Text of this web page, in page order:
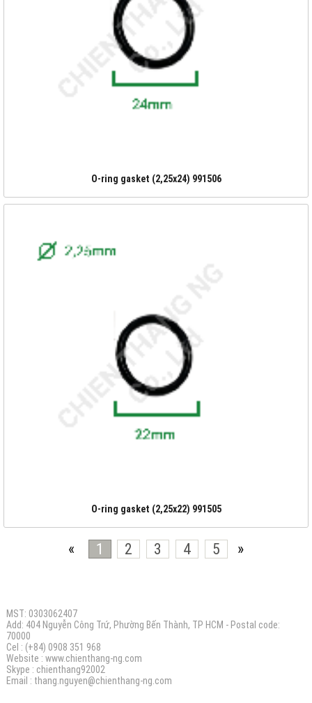
O-ring gasket (2,25x24) 991506
O-ring gasket (2,25x22) 991505
« 1 2 3 4 5 »
MST: 0303062407
Add: 404 Nguyễn Công Trứ, Phường Bến Thành, TP HCM - Postal code:
70000
Cel : (+84) 0908 351 968
Website : www.chienthang-ng.com
Skype : chienthang92002
Email : thang.nguyen@chienthang-ng.com